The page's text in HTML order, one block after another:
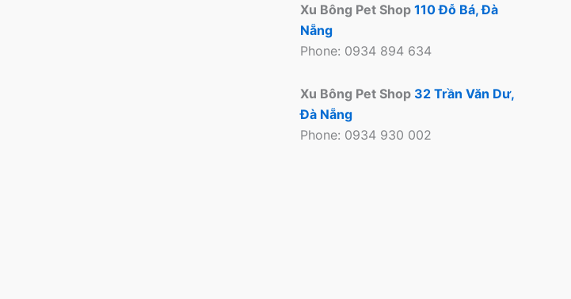
Xu Bông Pet Shop 110 Đỗ Bá, Đà
Nẵng
Phone: 0934 894 634
Xu Bông Pet Shop 32 Trần Văn Dư,
Đà Nẵng
Phone: 0934 930 002